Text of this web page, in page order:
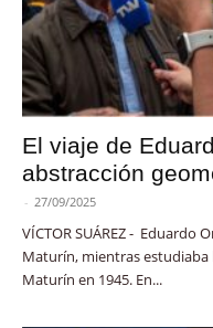
El viaje de
abstracción
- 27/09/2025
VÍCTOR SUÁREZ - Eduardo
Maturín, mientras estudiaba
Maturín en 1945. En...